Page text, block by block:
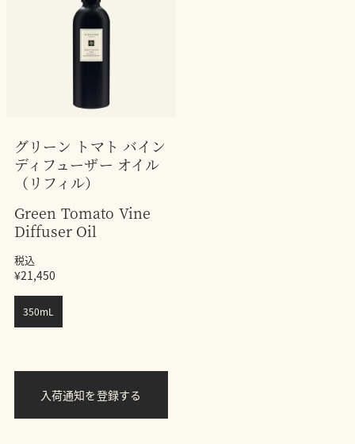
グリーン トマト バイン
ディフューザー オイル
（リフィル）
Green Tomato Vine
Diffuser Oil
税込
¥21,450
350mL
入荷通知を登録する